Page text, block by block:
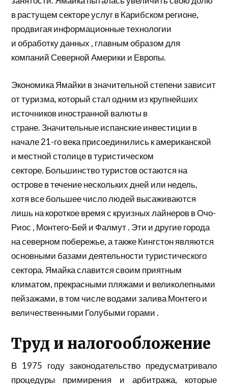
в растущем секторе услуг в Карибском регионе,
продвигая информационные технологии
иобработку данных , главным образом для
компаний Северной Америки и Европы.
Экономика Ямайки в значительной степени зависит
от туризма, который стал одним из крупнейших
источников иностранной валюты в
стране. Значительные испанские инвестиции в
начале 21-го века присоединились к американской
и местной столице в туристическом
секторе. Большинство туристов остаются на
острове в течение нескольких дней или недель,
хотя все большее число людей высаживаются
лишь на короткое время с круизных лайнеров вОчо-
Риос , Монтего-Бей и Фалмут. Эти и другие города
на северном побережье, а также Кингстон являются
основными базами деятельности туристического
сектора. Ямайка славится своим приятным
климатом, прекрасными пляжами и великолепными
пейзажами, в том числе водами залива Монтего и
величественными Голубыми горами.
Труд и налогообложение
В 1975 году законодательство предусматривало
процедуры примирения и арбитража, которые